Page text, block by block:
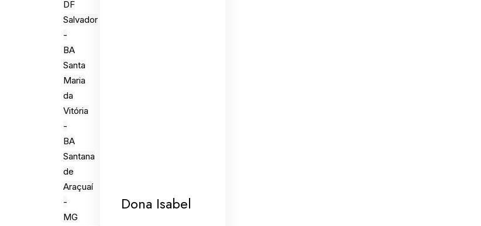
DF
Salvador
-
BA
Santa
Maria
da
Vitória
-
BA
Santana
de
Araçuaí
-
MG
Dona Isabel